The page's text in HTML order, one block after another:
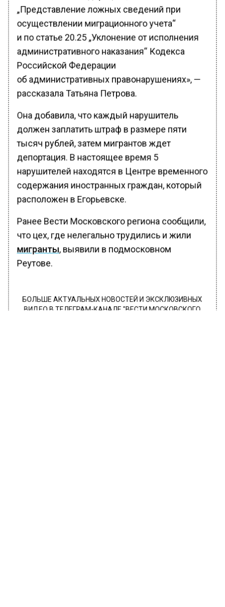
„Представление ложных сведений при
осуществлении миграционного учета“
и по статье 20.25 „Уклонение от исполнения
административного наказания“ Кодекса
Российской Федерации
об административных правонарушениях», —
рассказала Татьяна Петрова.
Она добавила, что каждый нарушитель
должен заплатить штраф в размере пяти
тысяч рублей, затем мигрантов ждет
депортация. В настоящее время 5
нарушителей находятся в Центре временного
содержания иностранных граждан, который
расположен в Егорьевске.
Ранее Вести Московского региона сообщили,
что цех, где нелегально трудились и жили
мигранты, выявили в подмосковном
Реутове.
БОЛЬШЕ АКТУАЛЬНЫХ НОВОСТЕЙ И ЭКСКЛЮЗИВНЫХ
ВИДЕО В ТЕЛЕГРАМ-КАНАЛЕ "ВЕСТИ МОСКОВСКОГО